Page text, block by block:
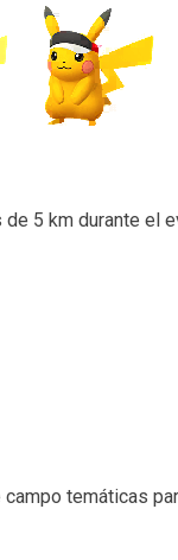
5 km durante el
temáticas